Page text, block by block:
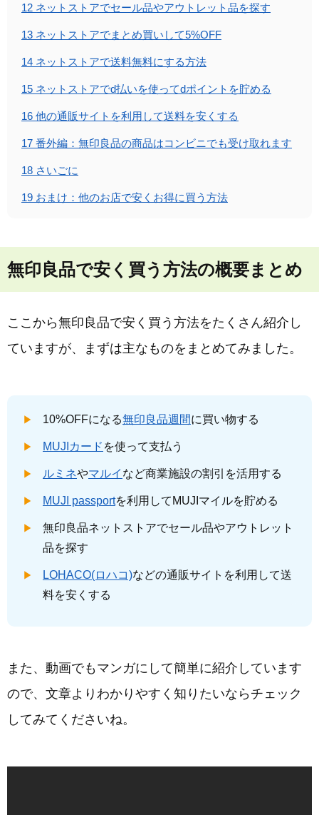
12 ネットストアでセール品やアウトレット品を探す
13 ネットストアでまとめ買いして5%OFF
14 ネットストアで送料無料にする方法
15 ネットストアでd払いを使ってdポイントを貯める
16 他の通販サイトを利用して送料を安くする
17 番外編：無印良品の商品はコンビニでも受け取れます
18 さいごに
19 おまけ：他のお店で安くお得に買う方法
無印良品で安く買う方法の概要まとめ
ここから無印良品で安く買う方法をたくさん紹介し
ていますが、まずは主なものをまとめてみました。
10%OFFになる無印良品週間に買い物する
MUJIカード を使って支払う
ルミネやマルイ など商業施設の割引を活用する
MUJI passportを利用してMUJIマイルを貯める
無印良品ネットストアでセール品やアウトレット
品を探す
LOHACO(ロハコ)などの通販サイトを利用して送
料を安くする
また、動画でもマンガにして簡単に紹介しています
ので、文章よりわかりやすく知りたいならチェック
してみてくださいね。